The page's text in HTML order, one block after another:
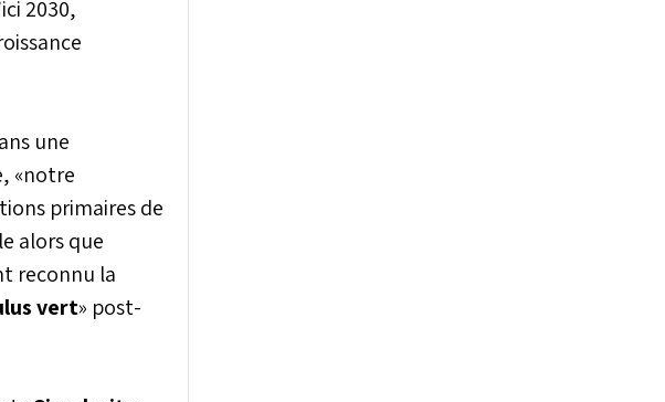
2030,
une
«notre
primaires de
alors que
reconnu la
vert» post-